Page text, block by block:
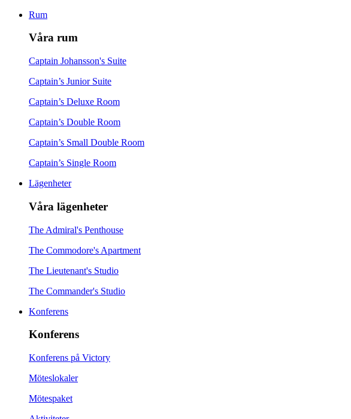
Rum
Våra rum
Captain Johansson's Suite
Captain’s Junior Suite
Captain’s Deluxe Room
Captain’s Double Room
Captain’s Small Double Room
Captain’s Single Room
Lägenheter
Våra lägenheter
The Admiral's Penthouse
The Commodore's Apartment
The Lieutenant's Studio
The Commander's Studio
Konferens
Konferens
Konferens på Victory
Möteslokaler
Mötespaket